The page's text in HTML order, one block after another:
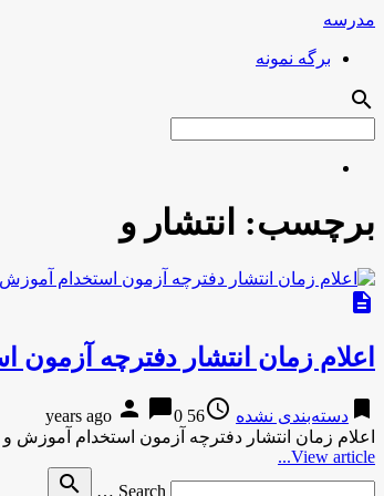
مدرسه
برگه نمونه
search
برچسب: انتشار و
description
اعلام زمان انتشار دفترچه
bookmark دسته‌بندی نشده access_time
56 years ago
person chat_bubble0
اعلام زمان انتشار دفترچه آزمون استخدام
View article...
Search …
search